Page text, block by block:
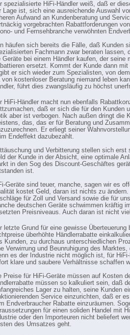
spezialisierte HiFi-Händler weiß, daß er
Lage ist, sich eine ausreichende Auswahl
Aufwand an Kundenberatung und
vorgebrachten Rabattforderungen
und Fernsehbranche verwöhnten
häufen sich bereits die Fälle, daß Kunden
Fachmann zwar beraten lassen,
Geräte bei einem Händler kaufen, der seine
ersetzt. Kommt der Kunde dann
er sich wieder zum Spezialisten, von
von kostenloser Beratung niemand leben
führt dies zwangsläufig zu höchst
HiFi-Händler macht nun ebenfalls
daß er sich die für den Kunden
aber ist verbogen. Nach außen dringt die
das, das er für Beratung und
Er erliegt seiner
Endeffekt dazubezahlt.
und Verbitterung stellen sich
der Kunde in der Absicht, eine optimale
in den Sog des Discount-Geschäftes
ist.
Geräte sind teuer, manche, sagen wir es
kostet Geld, daran ist nichts zu
für Zoll und Versand sowie die für
deutschen Geräte schwimmen kräftig
Preisniveaus. Auch daran ist nicht
letzte Grund für eine gewisse
überhöhte Händlerrabatte
Kunden, zu durchaus unterschiedlichen
Verwirrung und Beunruhigung des
es der Industrie nicht möglich ist, für
klare und saubere Verhältnisse schaffen
Preise für HiFi-Geräte müssen auf Kosten
müssen so kalkuliert sein, daß
Lager zu halten, seine Kunden
Service einzurichten, daß er
Endverbraucher Rabatte einzuräumen.
für einen soliden Handel mit
oder den Importeuren nicht beliefert
des Umsatzes geht.